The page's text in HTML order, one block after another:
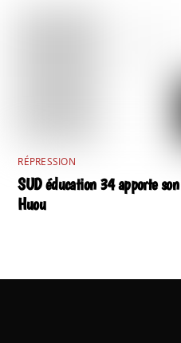
RÉPRESSION
SUD éducation 34 apporte
Huou